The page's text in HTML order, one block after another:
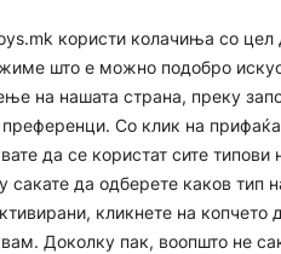
користи колачиња со цел
што е можно подобро
на нашата страна, преку
Со клик на
да се користат сите
сакате да одберете каков тип
кликнете на копчето
Доколку пак, воопшто не